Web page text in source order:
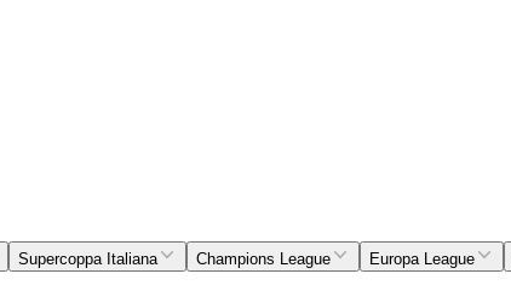
Supercoppa Italiana Champions League Europa League